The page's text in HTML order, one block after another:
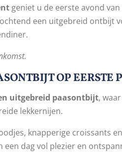
geniet u de eerste avond
een uitgebreid ontbijt
OP EERSTE
uitgebreid paasontbijt,
lekkernijen.
knapperige croissants
een dag vol plezier en